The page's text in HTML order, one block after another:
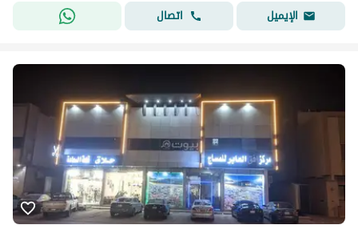
الإيميل
اتصال